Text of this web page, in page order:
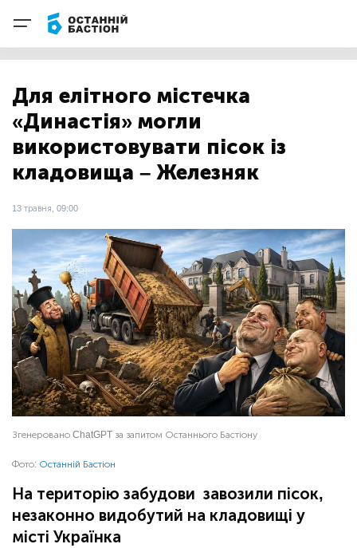
Для елітного містечка
«Династія» могли
використовувати пісок із
кладовища – Железняк
13 травня, 09:00
Згенеровано ChatGPT за запитом Останнього Бастіону
Фото: Останній Бастіон
На територію забудови завозили пісок,
незаконно видобутий на кладовищі у
місті Українка